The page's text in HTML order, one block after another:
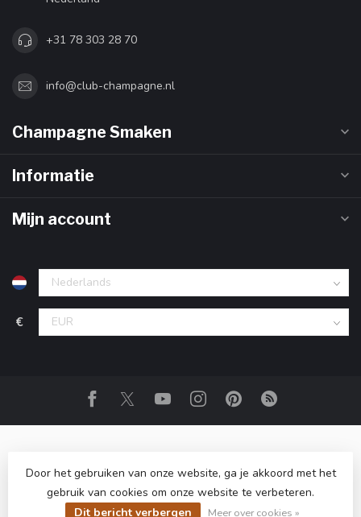
+31 78 303 28 70
info@club-champagne.nl
Champagne Smaken
Informatie
Mijn account
€
© Copyright 2026 Club Champagne- Powered byLightspeed
Lightspeed designby Dyvelopment
Door het gebruiken van onze website, ga je akkoord met het
gebruik van cookies om onze website te verbeteren.
Dit bericht verbergen
Meer over cookies »